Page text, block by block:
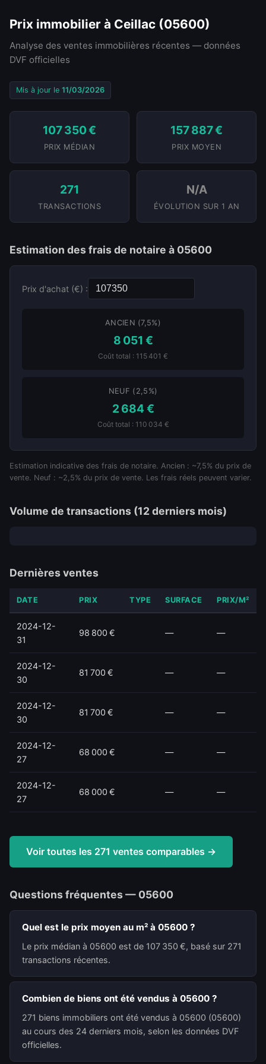
Prix immobilier à Ceillac (05600)
Analyse des ventes immobilières récentes — données
DVF officielles
Mis à jour le 11/03/2026
107 350 €
PRIX MÉDIAN
157 887 €
PRIX MOYEN
271
TRANSACTIONS
N/A
ÉVOLUTION SUR 1 AN
Estimation des frais de notaire à 05600
Prix d'achat (€) :
ANCIEN (7,5%)
8 051 €
Coût total : 115 401 €
NEUF (2,5%)
2 684 €
Coût total : 110 034 €
Estimation indicative des frais de notaire. Ancien : ~7,5% du prix de
vente. Neuf : ~2,5% du prix de vente. Les frais réels peuvent varier.
Volume de transactions (12 derniers mois)
Dernières ventes
DATE PRIX TYPE SURFACE PRIX/M²
2024-12-
31
98 800 € — —
2024-12-
30
81 700 € — —
2024-12-
30
81 700 € — —
2024-12-
27
68 000 € — —
2024-12-
27
68 000 € — —
Voir toutes les 271 ventes comparables →
Questions fréquentes — 05600
Quel est le prix moyen au m² à 05600 ?
Le prix médian à 05600 est de 107 350 €, basé sur 271
transactions récentes.
Combien de biens ont été vendus à 05600 ?
271 biens immobiliers ont été vendus à 05600 (05600)
au cours des 24 derniers mois, selon les données DVF
officielles.